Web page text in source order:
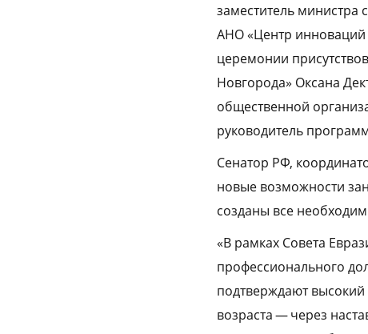
заместитель
АНО «Центр инноваций
церемонии
Новгорода» Оксана
общественной
руководитель
Сенатор РФ,
новые возможности
созданы все
«В рамках Совета
профессионального
подтверждают
возраста — через